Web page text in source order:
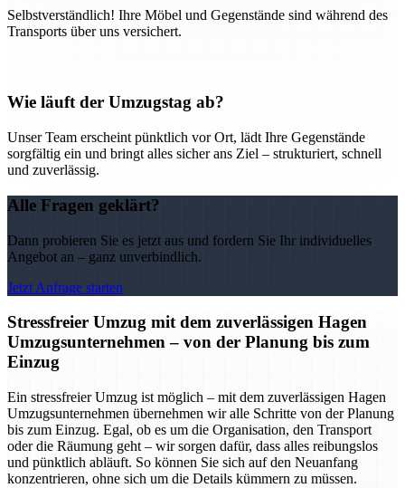
Selbstverständlich! Ihre Möbel und Gegenstände sind während des
Transports über uns versichert.
Wie läuft der Umzugstag ab?
Unser Team erscheint pünktlich vor Ort, lädt Ihre Gegenstände
sorgfältig ein und bringt alles sicher ans Ziel – strukturiert, schnell
und zuverlässig.
Alle Fragen geklärt?
Dann probieren Sie es jetzt aus und fordern Sie Ihr individuelles
Angebot an – ganz unverbindlich.
Jetzt Anfrage starten
Stressfreier Umzug mit dem zuverlässigen Hagen
Umzugsunternehmen – von der Planung bis zum
Einzug
Ein stressfreier Umzug ist möglich – mit dem zuverlässigen Hagen
Umzugsunternehmen übernehmen wir alle Schritte von der Planung
bis zum Einzug. Egal, ob es um die Organisation, den Transport
oder die Räumung geht – wir sorgen dafür, dass alles reibungslos
und pünktlich abläuft. So können Sie sich auf den Neuanfang
konzentrieren, ohne sich um die Details kümmern zu müssen.